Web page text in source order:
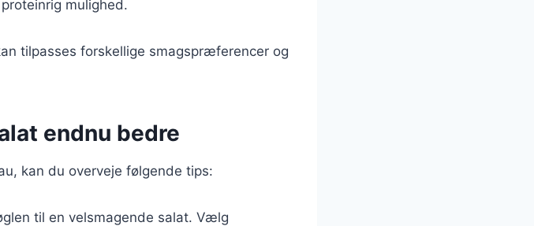
mulighed.
tilpasses forskellige smagspræferencer og
endnu bedre
kan du overveje følgende tips:
til en velsmagende salat. Vælg